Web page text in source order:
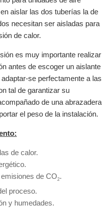
aislar las dos tuberías la de
necesitan ser aisladas para
de calor.
es muy importante realizar
antes de escoger un aislante
se perfectamente a las
tal de garantizar su
de una abrazadera
el peso de la instalación.
de calor.
de CO2.
proceso.
y humedades.